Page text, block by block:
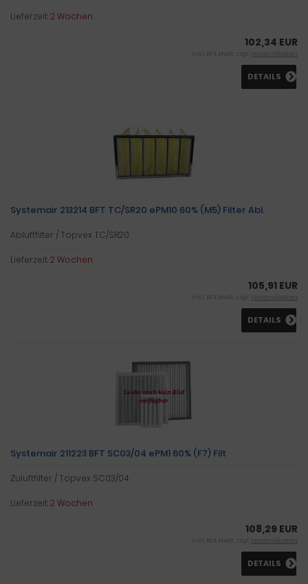
Lieferzeit:2 Wochen
102,34 EUR
inkl. 19 % MwSt. zzgl. Versandkosten
DETAILS
Systemair 213214 BFT TC/SR20 ePM10 60% (M5) Filter Abl.
Abluftfilter / Topvex TC/SR20
Lieferzeit:2 Wochen
105,91 EUR
inkl. 19 % MwSt. zzgl. Versandkosten
DETAILS
Systemair 211223 BFT SC03/04 ePM1 60% (F7) Filt
Zuluftfilter / Topvex SC03/04
Lieferzeit:2 Wochen
108,29 EUR
inkl. 19 % MwSt. zzgl. Versandkosten
DETAILS